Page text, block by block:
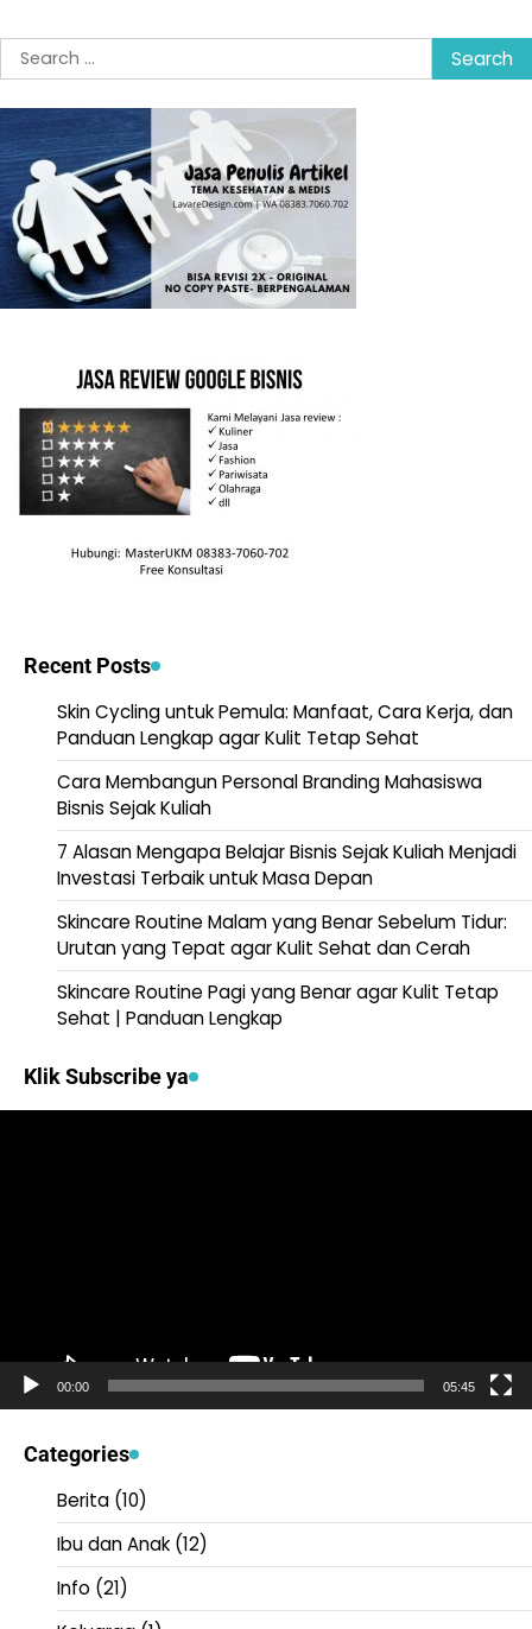
Search
for:
Recent Posts
Skin Cycling untuk Pemula: Manfaat, Cara Kerja, dan
Panduan Lengkap agar Kulit Tetap Sehat
Cara Membangun Personal Branding Mahasiswa
Bisnis Sejak Kuliah
7 Alasan Mengapa Belajar Bisnis Sejak Kuliah Menjadi
Investasi Terbaik untuk Masa Depan
Skincare Routine Malam yang Benar Sebelum Tidur:
Urutan yang Tepat agar Kulit Sehat dan Cerah
Skincare Routine Pagi yang Benar agar Kulit Tetap
Sehat | Panduan Lengkap
Klik Subscribe ya
00:00 05:45
Categories
Berita (10)
Ibu dan Anak (12)
Info (21)